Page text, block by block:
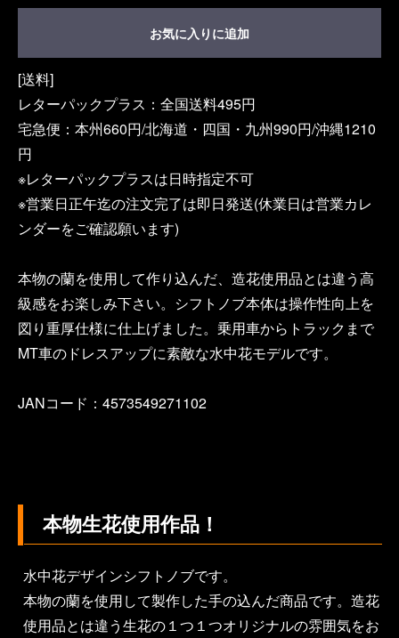
お気に入りに追加
[送料]
レターパックプラス：全国送料495円
宅急便：本州660円/北海道・四国・九州990円/沖縄1210
円
※レターパックプラスは日時指定不可
※営業日正午迄の注文完了は即日発送(休業日は営業カレ
ンダーをご確認願います)
本物の蘭を使用して作り込んだ、造花使用品とは違う高
級感をお楽しみ下さい。シフトノブ本体は操作性向上を
図り重厚仕様に仕上げました。乗用車からトラックまで
MT車のドレスアップに素敵な水中花モデルです。
JANコード：4573549271102
本物生花使用作品！
水中花デザインシフトノブです。
本物の蘭を使用して製作した手の込んだ商品です。造花
使用品とは違う生花の１つ１つオリジナルの雰囲気をお